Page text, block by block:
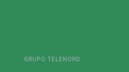
GRUPO TELENORD